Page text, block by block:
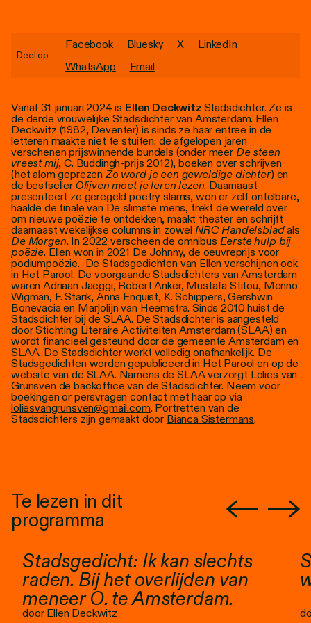
Vanaf 31 januari 2024 is Ellen Deckwitz Stadsdichter. Ze is
de derde vrouwelijke Stadsdichter van Amsterdam. Ellen
Deckwitz (1982, Deventer) is sinds ze haar entree in de
letteren maakte niet te stuiten: de afgelopen jaren
verschenen prijswinnende bundels (onder meer De steen
vreest mij, C. Buddingh-prijs 2012), boeken over schrijven
(het alom geprezenZo word je een geweldige dichter) en
de bestseller Olijven moet je leren lezen. Daarnaast
presenteert ze geregeld poetry slams, won er zelf ontelbare,
haalde de finale van De slimste mens, trekt de wereld over
om nieuwe poëzie te ontdekken, maakt theater en schrijft
daarnaast wekelijkse columns in zowel NRC Handelsbladals
De Morgen. In 2022 verscheen de omnibus Eerste hulp bij
poëzie. Ellen won in 2021 De Johnny, de oeuvreprijs voor
podiumpoëzie. De Stadsgedichten van Ellen verschijnen ook
in Het Parool. De voorgaande Stadsdichters van Amsterdam
waren Adriaan Jaeggi, Robert Anker, Mustafa Stitou, Menno
Wigman, F. Starik, Anna Enquist, K. Schippers, Gershwin
Bonevacia en Marjolijn van Heemstra. Sinds 2010 huist de
Stadsdichter bij de SLAA. De Stadsdichter is aangesteld
door Stichting Literaire Activiteiten Amsterdam (SLAA) en
wordt financieel gesteund door de gemeente Amsterdam en
SLAA. De Stadsdichter werkt volledig onafhankelijk. De
Stadsgedichten worden gepubliceerd in Het Parool en op de
website van de SLAA. Namens de SLAA verzorgt Lolies van
Grunsven de backoffice van de Stadsdichter. Neem voor
boekingen or persvragen contact met haar op via
loliesvangrunsven@gmail.com. Portretten van de
Stadsdichters zijn gemaakt door Bianca Sistermans.
Deel op
Facebook Bluesky X
LinkedIn
WhatsApp
Email
Te lezen in dit
programma
Stadsgedicht: Ik kan slechts
raden. Bij het overlijden van
meneer O. te Amsterdam.
door Ellen Deckwitz
Toegankelijkheid
Stadsdichter